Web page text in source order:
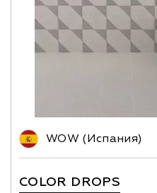
WOW (Испания)
COLOR DROPS